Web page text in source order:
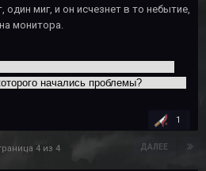
один миг, и он исчезнет в то небытие,
монитора.
которого начались проблемы?
1
ДАЛЕЕ
4 из 4